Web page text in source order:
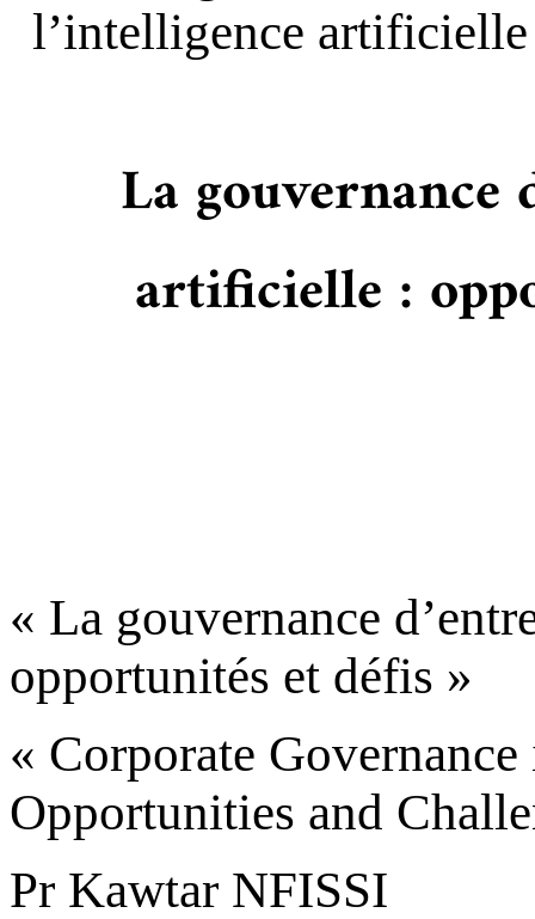
l’intelligence
« La
artificielle :
« La gouvernance
opportunités et défis »
« Corporate
Opportunities and
Pr Kawtar NFISSI